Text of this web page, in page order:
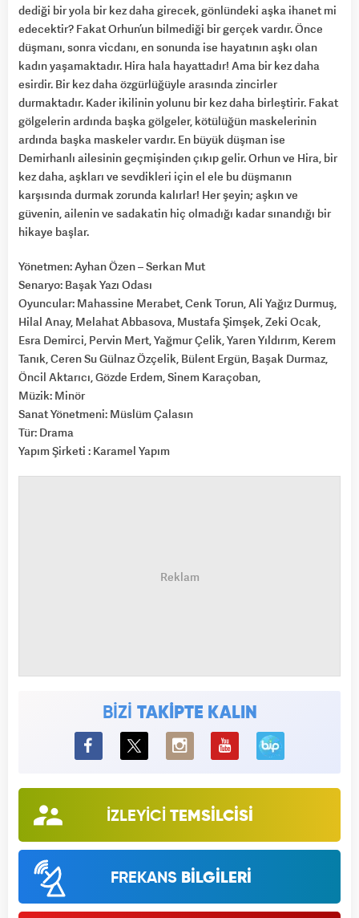
dediği bir yola bir kez daha girecek, gönlündeki aşka ihanet mi
edecektir? Fakat Orhun’un bilmediği bir gerçek vardır. Önce
düşmanı, sonra vicdanı, en sonunda ise hayatının aşkı olan
kadın yaşamaktadır. Hira hala hayattadır! Ama bir kez daha
esirdir. Bir kez daha özgürlüğüyle arasında zincirler
durmaktadır. Kader ikilinin yolunu bir kez daha birleştirir. Fakat
gölgelerin ardında başka gölgeler, kötülüğün maskelerinin
ardında başka maskeler vardır. En büyük düşman ise
Demirhanlı ailesinin geçmişinden çıkıp gelir. Orhun ve Hira, bir
kez daha, aşkları ve sevdikleri için el ele bu düşmanın
karşısında durmak zorunda kalırlar! Her şeyin; aşkın ve
güvenin, ailenin ve sadakatin hiç olmadığı kadar sınandığı bir
hikaye başlar.
Yönetmen: Ayhan Özen – Serkan Mut
Senaryo: Başak Yazı Odası
Oyuncular: Mahassine Merabet, Cenk Torun, Ali Yağız Durmuş,
Hilal Anay, Melahat Abbasova, Mustafa Şimşek, Zeki Ocak,
Esra Demirci, Pervin Mert, Yağmur Çelik, Yaren Yıldırım, Kerem
Tanık, Ceren Su Gülnaz Özçelik, Bülent Ergün, Başak Durmaz,
Öncil Aktarıcı, Gözde Erdem, Sinem Karaçoban,
Müzik: Minör
Sanat Yönetmeni: Müslüm Çalasın
Tür: Drama
Yapım Şirketi : Karamel Yapım
BİZİ TAKİPTE KALIN
BiP
İZLEYİCİ TEMSİLCİSİ
FREKANS BİLGİLERİ